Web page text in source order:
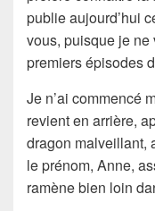
publie aujourd’hui
vous, puisque je
premiers épisodes
Je n’ai commencé
revient en arrière,
dragon malveillant,
le prénom, Anne,
ramène bien loin